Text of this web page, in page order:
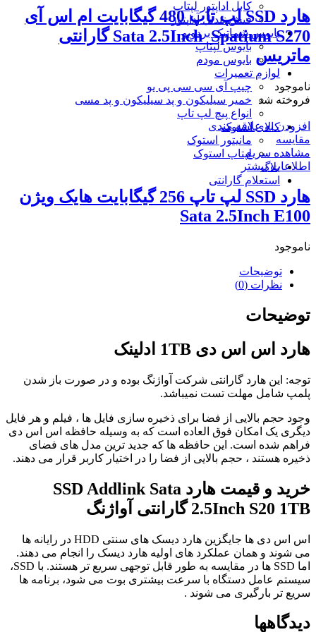
کابل اداپتور لپتاپ
فیش تبدیل آداپتور
بایوس شماتیک بردویو
بایوس لپتاپ
بایوس مودم
لوازم تعمیرات
چیپ آی سی سی پی یو
خمیر سیلیکون و پد سیلیکون و پد مسی
انواع پیچ لپ تاپ
کالای استوک
مانیتور استوک
لپتاپ استوک
بلاگ
استعلام گارانتی
هارد SSD لپ تاپ 480 گیگابایت ام اس آی
Sata 2.5Inch_Spatium S270 گارانتی
ماتریس
ناموجود
فروخته شد
افزودن به علاقه مندی
مقایسه
مشاهده سریع
اطلاعات بیشتر
هارد SSD لپ تاپ 256 گیگابایت هایک ویژن
Sata 2.5Inch E100
ناموجود
توضیحات
نظرات (0)
توضیحات
هارد اس اس دی 1TB ادلینک
توجه: این هارد گارانتی شرکت آواژنگ بوده و در صورت باز شدن
پلمپ شامل مهلت تست نمیباشد.
وجود حجم بالایی از فضا برای ذخیره سازی فایل ها ، فیلم و هر فایل
دیگری یک امکان فوق العاده است که به وسیله حافظه اس اس دی
فراهم شده است. این حافظه ها که جدید ترین مدل های فضای
ذخیره هستند ، حجم بالایی از فضا را در اختیار کاربر قرار می دهند.
خرید و قیمت هارد SSD Addlink Sata
2.5Inch S20 1TB گارانتی آواژنگ
اس اس دی ها جایگزین هارد دیسک های سنتی HDD در رایانه ها
می شوند و همان عملکرد های اولیه هارد دیسک را انجام می دهند.
اما SSD ها در مقایسه به طور قابل توجهی سریع تر هستند. با SSD،
سیستم عامل دستگاه با سرعت بیشتری بوت می شود، برنامه ها
سریع تر بارگیری می شوند .
دیدگاهها